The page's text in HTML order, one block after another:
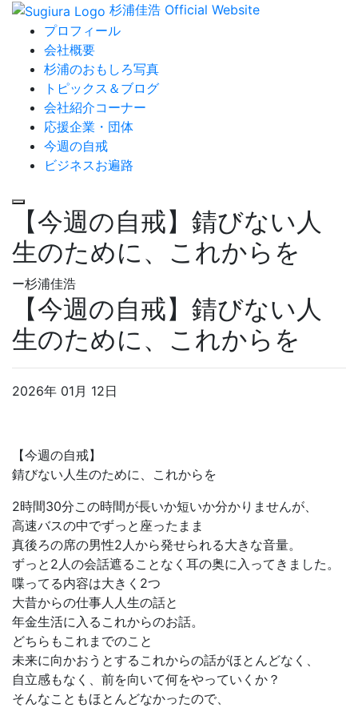
杉浦佳浩 Official Website
プロフィール
会社概要
杉浦のおもしろ写真
トピックス＆ブログ
会社紹介コーナー
応援企業・団体
今週の自戒
ビジネスお遍路
【今週の自戒】錆びない人
生のために、これからを
ー杉浦佳浩
【今週の自戒】錆びない人
生のために、これからを
2026年 01月 12日
【今週の自戒】
錆びない人生のために、これからを
2時間30分この時間が長いか短いか分かりませんが、
高速バスの中でずっと座ったまま
真後ろの席の男性2人から発せられる大きな音量。
ずっと2人の会話遮ることなく耳の奥に入ってきました。
喋ってる内容は大きく2つ
大昔からの仕事人人生の話と
年金生活に入るこれからのお話。
どちらもこれまでのこと
未来に向かおうとするこれからの話がほとんどなく、
自立感もなく、前を向いて何をやっていくか？
そんなこともほとんどなかったので、